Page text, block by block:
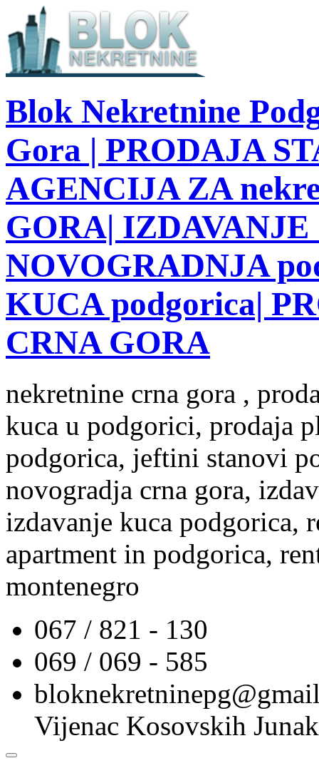
Blok Nekretnine
Gora | PRODAJA
AGENCIJA ZA
GORA| IZDAVANJE
NOVOGRADNJA
KUCA podgorica|
CRNA GORA
nekretnine crna gora ,
kuca u podgorici, prodaja
podgorica, jeftini stanovi
novogradja crna gora,
izdavanje kuca podgorica,
apartment in podgorica,
montenegro
067 / 821 - 130
069 / 069 - 585
Vijenac Kosovskih